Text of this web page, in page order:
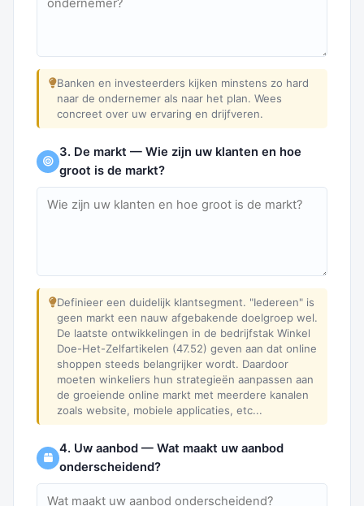
Banken en investeerders kijken minstens zo hard
naar de ondernemer als naar het plan. Wees
concreet over uw ervaring en drijfveren.
3. De markt — Wie zijn uw klanten en hoe
groot is de markt?
Definieer een duidelijk klantsegment. "Iedereen" is
geen markt een nauw afgebakende doelgroep wel.
De laatste ontwikkelingen in de bedrijfstak Winkel
Doe-Het-Zelfartikelen (47.52) geven aan dat online
shoppen steeds belangrijker wordt. Daardoor
moeten winkeliers hun strategieën aanpassen aan
de groeiende online markt met meerdere kanalen
zoals website, mobiele applicaties, etc...
4. Uw aanbod — Wat maakt uw aanbod
onderscheidend?